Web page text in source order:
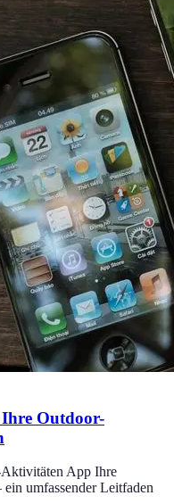
Outdoor-
App Ihre
umfassender Leitfaden